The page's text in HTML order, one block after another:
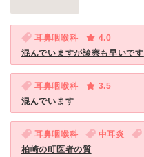
耳鼻咽喉科
4.0
混んでいますが診察も早いです
耳鼻咽喉科
3.5
混んでいます
耳鼻咽喉科 中耳炎
柏崎の町医者の質